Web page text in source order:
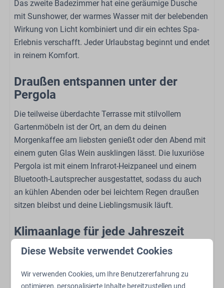
Außenbereich
Pergola
Terrassenheizung (Infrarot)
Garten
Gartenmöbel
Familie/Kinder
Babybed (op aanvraag)
Hochstuhl (auf Anfrage)
Sport und Aktivitäten
Freibad
Streichelzoo
Trampolin
Ladestation für Elektroautos
Restaurant
Das zweite Badezimmer hat eine geräumige Dusche
mit Sunshower, der warmes Wasser mit der belebenden
Wirkung von Licht kombiniert und dir ein echtes Spa-
Erlebnis verschafft. Jeder Urlaubstag beginnt und endet
in reinem Komfort.
Draußen entspannen unter der
Pergola
Die teilweise überdachte Terrasse mit stilvollem
Gartenmöbeln ist der Ort, an dem du deinen
Morgenkaffee am liebsten genießt oder den Abend mit
einem guten Glas Wein ausklingen lässt. Die luxuriöse
Pergola ist mit einem Infrarot-Heizpaneel und einem
Bluetooth-Lautsprecher ausgestattet, sodass du auch
an kühlen Abenden oder bei leichtem Regen draußen
sitzen bleibst und deine Lieblingsmusik läuft.
Klimaanlage für jede Jahreszeit
Die Klimaanlage sorgt das ganze Jahr über für ein
bei frischerem Wetter wohlig warm. In dieser Lodge
Diese Website verwendet Cookies
Wir verwenden Cookies, um Ihre Benutzererfahrung zu
optimieren, personalisierte Inhalte bereitzustellen und